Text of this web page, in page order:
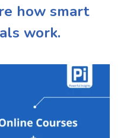
how smart
work.